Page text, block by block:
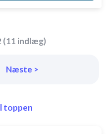
(11 indlæg)
Næste >
toppen